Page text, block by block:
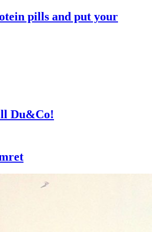
pills and put your
Du&Co!